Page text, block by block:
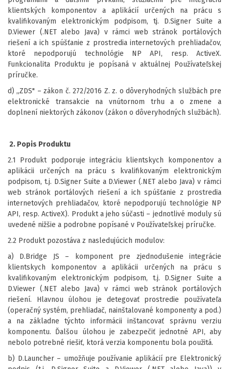
klientských komponentov a aplikácií určených na prácu s
kvalifikovaným elektronickým podpisom, tj. D.Signer Suite a
D.Viewer (.NET alebo Java) v rámci web stránok portálových
riešení a ich spúšťanie z prostredia internetových prehliadačov,
ktoré nepodporujú technológie NP API, resp. ActiveX.
Funkcionalita Produktu je popísaná v aktuálnej Používateľskej
príručke.
d) „ZDS" – zákon č. 272/2016 Z. z. o dôveryhodných službách pre
elektronické transakcie na vnútornom trhu a o zmene a
doplnení niektorých zákonov (zákon o dôveryhodných službách).
2. Popis Produktu
2.1 Produkt podporuje integráciu klientskych komponentov a
aplikácii určených na prácu s kvalifikovaným elektronickým
podpisom, t.j. D.Signer Suite a D.Viewer (.NET alebo Java) v rámci
web stránok portálových riešení a ich spúšťanie z prostredia
internetových prehliadačov, ktoré nepodporujú technológie NP
API, resp. ActiveX). Produkt a jeho súčasti – jednotlivé moduly sú
uvedené nižšie a podrobne popísané v Používateľskej príručke.
2.2 Produkt pozostáva z nasledujúcich modulov:
a) D.Bridge JS – komponent pre zjednodušenie integrácie
klientskych komponentov a aplikácii určených na prácu s
kvalifikovaným elektronickým podpisom, t.j. D.Signer Suite a
D.Viewer (.NET alebo Java) v rámci web stránok portálových
riešení. Hlavnou úlohou je detegovať prostredie používateľa
(operačný systém, prehliadač, nainštalované komponenty a pod.)
a na základne týchto informácii inštancovať správnu verziu
komponentu. Ďalšou úlohou je zabezpečiť jednotné API, aby
nebolo potrebné riešiť, ktorá verzia komponentu bola použitá.
b) D.Launcher – umožňuje používanie aplikácií pre Elektronický